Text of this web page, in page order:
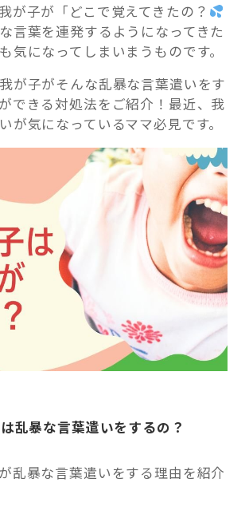
が子が「どこで覚えてきたの？
言葉を連発するようになってきた
気になってしまいま うものです。
が子がそんな乱暴な言葉遣いをす
できる対処法をご紹介！最近、我
が気になっているママ必見です。
乱暴な言葉遣いをするの？
乱暴な言葉遣いをする理由を紹介